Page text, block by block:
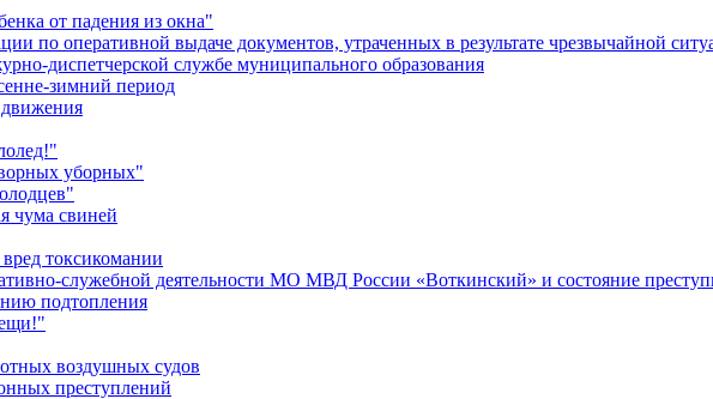
от падения из окна"
по оперативной выдаче документов, утраченных в результате чрезвычайной
диспетчерской службе муниципального образования
зимний период
движения
уборных"
чума свиней
токсикомании
служебной деятельности МО МВД России «Воткинский» и состояние
подтопления
воздушных судов
преступлений